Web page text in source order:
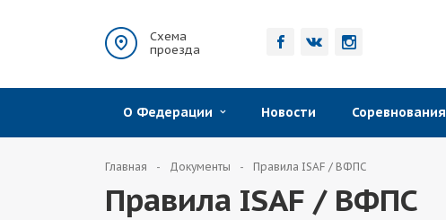
Схема
проезда
О Федерации Новости Соревнования
Главная Документы Правила ISAF / ВФПС
Правила ISAF / ВФПС